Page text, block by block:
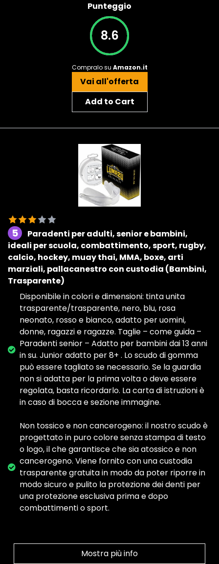
Punteggio
8.6
Compralo su Amazon.it
Vai all'offerta
Add to Cart
5
Paradenti per adulti, senior e bambini,
ideali per scuola, combattimento, sport, rugby,
calcio, hockey, muay thai, MMA, boxe, arti
marziali, pallacanestro con custodia (Bambini,
Trasparente)
Disponibile in colori e dimensioni: tinta unita
trasparente/trasparente, nero, blu, rosa
neonato, rosso e bianco, adatto per uomini,
donne, ragazzi e ragazze. Taglie – come guida –
Paradenti senior – Adatto per bambini dai 13 anni
in su. Junior adatto per 8+ . Lo scudo di gomma
può essere tagliato se necessario. Se la guardia
non si adatta per la prima volta o deve essere
regolata, basta ricordarlo. La carta di istruzioni è
in caso di bocca e sezione immagine.
Non tossico e non cancerogeno: il nostro scudo è
progettato in puro colore senza stampa di testo
o logo, il che garantisce che sia atossico e non
cancerogeno. Viene fornito con una custodia
trasparente gratuita in modo da poter riporre in
modo sicuro e pulito la protezione dei denti per
una protezione esclusiva prima e dopo
combattimenti o sport.
Mostra più info